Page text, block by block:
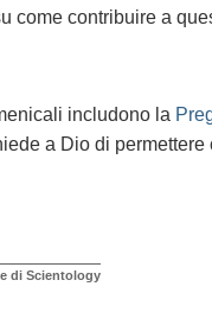
come contribuire a
includono la
a Dio di permettere
di Scientology